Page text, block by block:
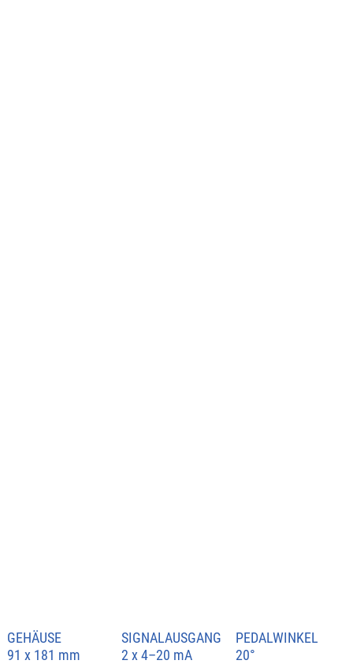
SIGNALAUSGANG
2 x 4–20 mA
GEHÄUSE
91 x 181 mm
PEDALWINKEL
20°